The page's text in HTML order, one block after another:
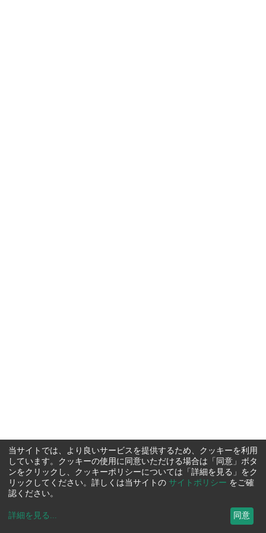
当サイトでは、より良いサービスを提供するため、クッキーを利用
しています。クッキーの使用に同意いただける場合は「同意」ボタ
ンをクリックし、クッキーポリシーについては「詳細を見る」をク
リックしてください。詳しくは当サイトの サイトポリシー をご確
認ください。
詳細を見る ... 同意